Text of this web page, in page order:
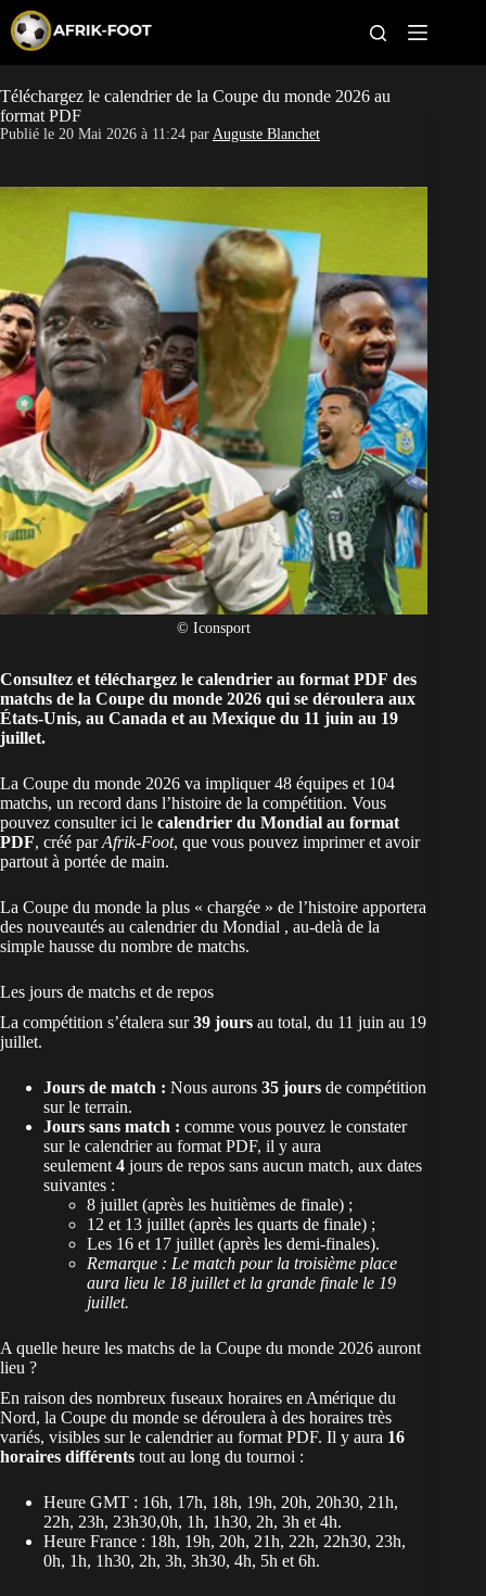
p
t
o
c
o
t
CAN féminine
Clubs
Classement
Paris sportifs
Téléchargez le calendrier de la Coupe du monde 2026 au
format PDF
Publié le 20 Mai 2026 à 11:24 par Auguste Blanchet
© Iconsport
Consultez et téléchargez le calendrier au format PDF des
matchs de la Coupe du monde 2026 qui se déroulera aux
États-Unis, au Canada et au Mexique du 11 juin au 19
juillet.
La Coupe du monde 2026 va impliquer 48 équipes et 104
matchs, un record dans l’histoire de la compétition. Vous
pouvez consulter ici le calendrier du Mondial au format
PDF, créé parAfrik-Foot, que vous pouvez imprimer et avoir
partout à portée de main.
La Coupe du monde la plus « chargée » de l’histoire apportera
des nouveautés au calendrier du Mondial , au-delà de la
simple hausse du nombre de matchs.
Les jours de matchs et de repos
La compétition s’étalera sur39 jours au total, du 11 juin au 19
juillet.
Jours de match : Nous aurons 35 jours de compétition
sur le terrain.
Jours sans match : comme vous pouvez le constater
sur le calendrier au format PDF, il y aura
seulement 4 jours de repos sans aucun match, aux dates
suivantes :
8 juillet (après les huitièmes de finale) ;
12 et 13 juillet (après les quarts de finale) ;
Les 16 et 17 juillet (après les demi-finales).
Remarque : Le match pour la troisième place
aura lieu le 18 juillet et la grande finale le 19
juillet.
A quelle heure les matchs de la Coupe du monde 2026 auront
lieu ?
En raison des nombreux fuseaux horaires en Amérique du
Nord, la Coupe du monde se déroulera à des horaires très
variés, visibles sur le calendrier au format PDF. Il y aura 16
horaires différents tout au long du tournoi :
Heure GMT : 16h, 17h, 18h, 19h, 20h, 20h30, 21h,
22h, 23h, 23h30,0h, 1h, 1h30, 2h, 3h et 4h.
Heure France : 18h, 19h, 20h, 21h, 22h, 22h30, 23h,
0h, 1h, 1h30, 2h, 3h, 3h30, 4h, 5h et 6h.